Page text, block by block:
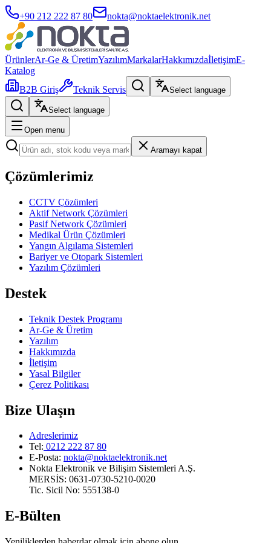
+90 212 222 87 80 nokta@noktaelektronik.net
ÜrünlerAr-Ge & ÜretimYazılımMarkalarHakkımızdaİletişimE-
Katalog
B2B Giriş
Teknik Servis Select language
Select language
Open menu
Aramayı kapat
Çözümlerimiz
CCTV Çözümleri
Aktif Network Çözümleri
Pasif Network Çözümleri
Medikal Ürün Çözümleri
Yangın Algılama Sistemleri
Bariyer ve Otopark Sistemleri
Yazılım Çözümleri
Destek
Teknik Destek Programı
Ar-Ge & Üretim
Yazılım
Hakkımızda
İletişim
Yasal Bilgiler
Çerez Politikası
Bize Ulaşın
Adreslerimiz
Tel: 0212 222 87 80
E-Posta: nokta@noktaelektronik.net
Nokta Elektronik ve Bilişim Sistemleri A.Ş.
MERSİS: 0631-0730-5210-0020
Tic. Sicil No: 555138-0
E-Bülten